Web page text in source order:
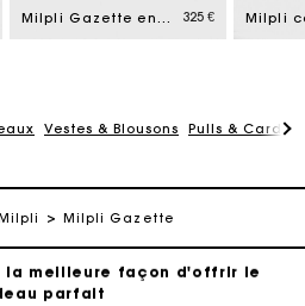
Milpli Gazette en suède 325 €
Vestes & Blousons Pulls &
Milpli Gazette
offerte sous 2 jours ouvrés
fois sans frais
de commande
la meilleure façon d'offrir le
parfait